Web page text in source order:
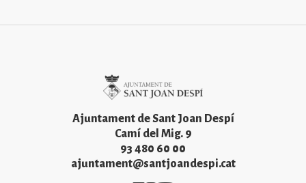
Ajuntament de Sant Joan Despí
Camí del Mig. 9
93 480 60 00
ajuntament@santjoandespi.cat